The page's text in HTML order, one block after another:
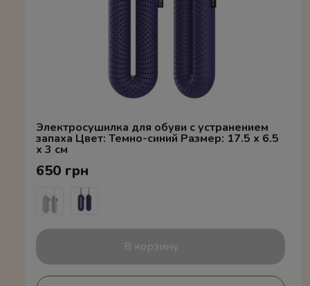
Электросушилка для обуви с устранением
запаха Цвет: Темно-синий Размер: 17.5 x 6.5
x 3 см
650 грн
В корзину